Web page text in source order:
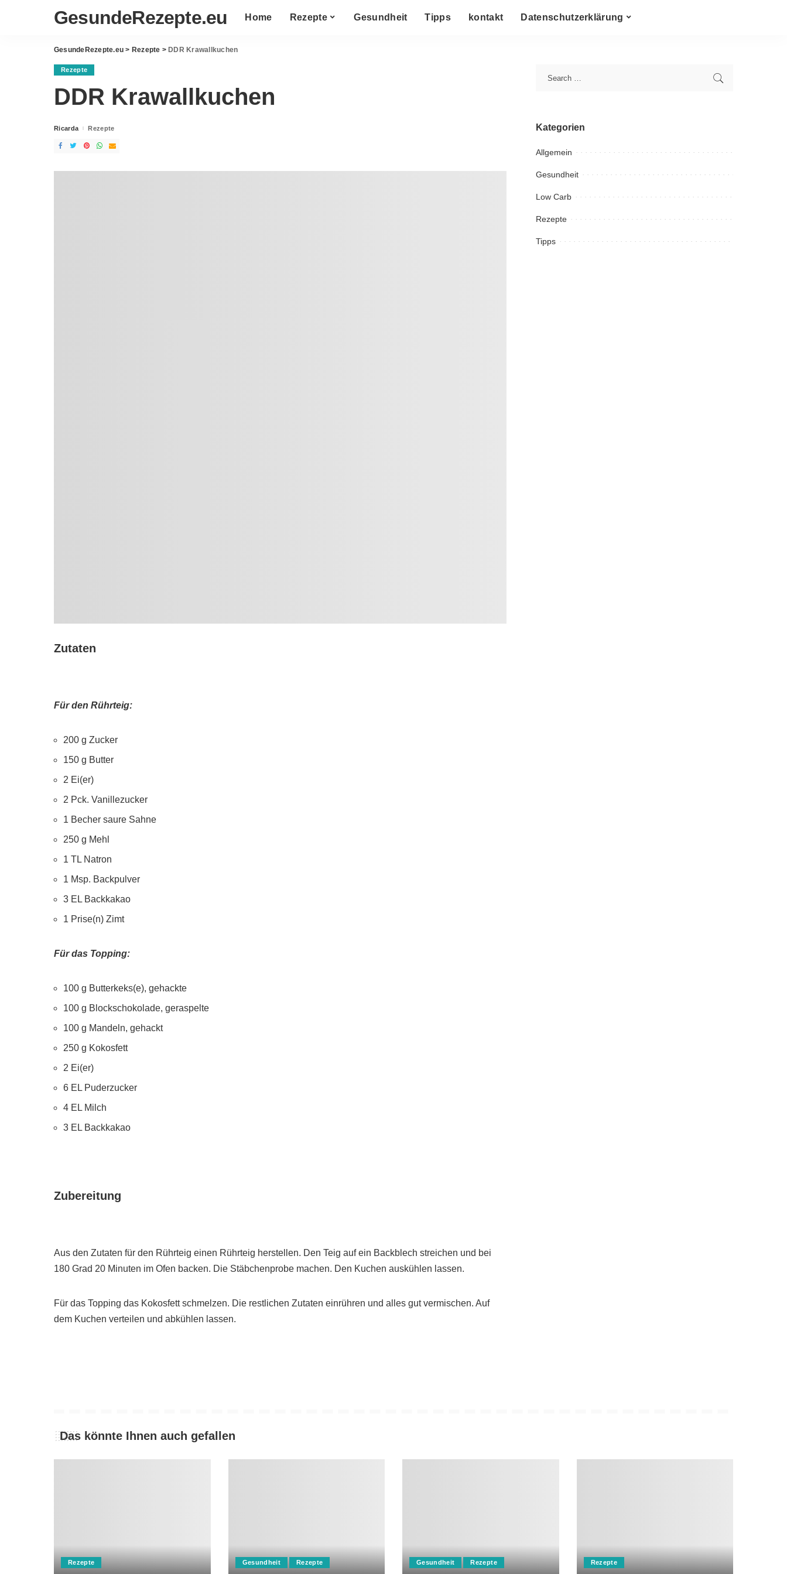
GesundeRezepte.eu Home Rezepte Gesundheit Tipps kontakt Datenschutzerklärung
GesundeRezepte.eu > Rezepte > DDR Krawallkuchen
Rezepte
DDR Krawallkuchen
Posted
Ricarda Rezepte
Zutaten
Für den Rührteig:
200 g Zucker
150 g Butter
2 Ei(er)
2 Pck. Vanillezucker
1 Becher saure Sahne
250 g Mehl
1 TL Natron
1 Msp. Backpulver
3 EL Backkakao
1 Prise(n) Zimt
Für das Topping:
100 g Butterkeks(e), gehackte
100 g Blockschokolade, geraspelte
100 g Mandeln, gehackt
250 g Kokosfett
2 Ei(er)
6 EL Puderzucker
4 EL Milch
3 EL Backkakao
Zubereitung
Aus den Zutaten für den Rührteig einen Rührteig herstellen. Den Teig auf ein Backblech streichen und bei
180 Grad 20 Minuten im Ofen backen. Die Stäbchenprobe machen. Den Kuchen auskühlen lassen.
Für das Topping das Kokosfett schmelzen. Die restlichen Zutaten einrühren und alles gut vermischen. Auf
dem Kuchen verteilen und abkühlen lassen.
Kategorien
Allgemein
Gesundheit
Low Carb
Rezepte
Tipps
Das könnte Ihnen auch gefallen
Rezepte Gesundheit Rezepte Gesundheit Rezepte Rezepte